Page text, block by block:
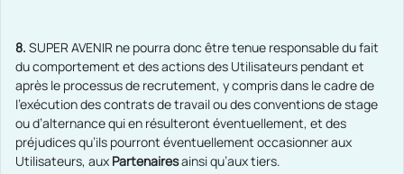
8. SUPER AVENIR ne pourra donc être tenue responsable du fait
du comportement et des actions des Utilisateurs pendant et
après le processus de recrutement, y compris dans le cadre de
l’exécution des contrats de travail ou des conventions de stage
ou d’alternance qui en résulteront éventuellement, et des
préjudices qu’ils pourront éventuellement occasionner aux
Utilisateurs, aux Partenairesainsi qu’aux tiers.